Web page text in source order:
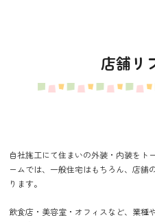
店舗リ
自社施工にて住まいの外装・内装をト
ームでは、一般住宅はもちろん、店舗
ります。
飲食店・美容室・オフィスなど、業種